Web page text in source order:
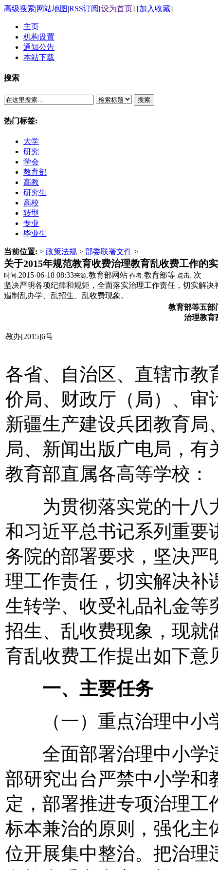
高级搜索|网站地图|RSS订阅[设为首页] [加入收藏]
主页
机构设置
通知公告
本站下载
搜索
搜索
热门标签:
大学
研究
学会
教育部
高教
研究生
高校
转型
专业
毕业生
当前位置: > 政策法规 > 部委联署文件 >
关于2015年规范教育收费治理教育乱收费工作的
时间:2015-06-18 08:33来源:教育部网站 作者:教育部等 点击: 次
坚决严明各项纪律和规矩，全面落实治理工作责任，切实解
遏制乱办学、乱招生、乱收费现象。
教育部等五部
治理教育
教办[2015]6号
各省、自治区、直辖市教
价局、财政厅（局）、审
新疆生产建设兵团教育局
局、新闻出版广电局，
教育部直属各高等学校：
为贯彻落实党的十八
和习近平总书记系列重要
务院的部署要求，坚决严
理工作责任，切实解决补
生转学、收受礼品礼金等
招生、乱收费现象，现就
育乱收费工作提出如下意
一、主要任务
（一）重点治理中小
全面部署治理中小学
部研究出台严禁中小学和
定，部署推进专项治理
标本兼治的原则，强化主
位开展集中整治。把治理